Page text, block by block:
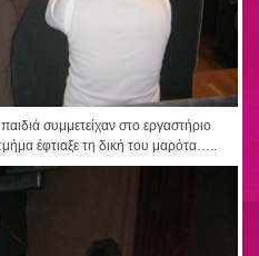
συμμετείχαν στο εργαστήριο
έφτιαξε τη δική του μαρότα…..